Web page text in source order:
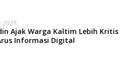
2025
Ajak Warga Kaltim Lebih Kritis
Informasi Digital